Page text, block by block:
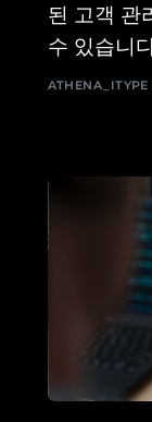
된 고객 관
수 있습니
ATHENA_ITYPE